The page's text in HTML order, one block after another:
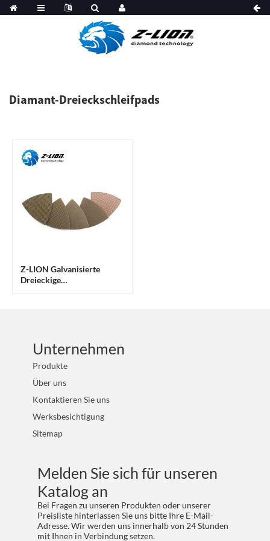
Diamant-Dreieckschleifpads
Z-LION Galvanisierte
Dreieckige
Unternehmen
Produkte
Über uns
Kontaktieren Sie uns
Werksbesichtigung
Sitemap
Melden Sie sich für unseren
Katalog an
Bei Fragen zu unseren Produkten oder unserer
Preisliste hinterlassen Sie uns bitte Ihre E-Mail-
Adresse. Wir werden uns innerhalb von 24 Stunden
mit Ihnen in Verbindung setzen.